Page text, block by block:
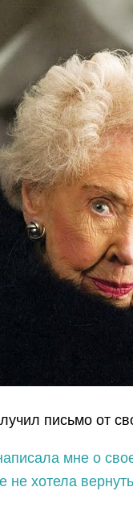
письмо от
мне о
не хотела